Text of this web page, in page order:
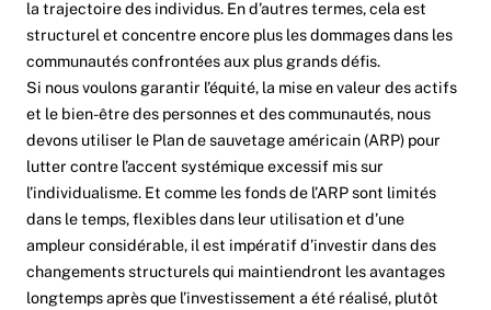
la trajectoire des individus. En d’autres termes, cela est
structurel et concentre encore plus les dommages dans les
communautés confrontées aux plus grands défis.
Si nous voulons garantir l’équité, la mise en valeur des actifs
et le bien-être des personnes et des communautés, nous
devons utiliser le Plan de sauvetage américain (ARP) pour
lutter contre l’accent systémique excessif mis sur
l’individualisme. Et comme les fonds de l’ARP sont limités
dans le temps, flexibles dans leur utilisation et d’une
ampleur considérable, il est impératif d’investir dans des
changements structurels qui maintiendront les avantages
longtemps après que l’investissement a été réalisé, plutôt